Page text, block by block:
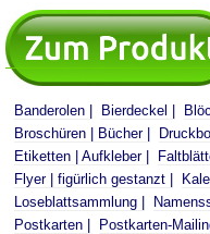
Banderolen
Bierdeckel
Broschüren | Bücher
Etiketten | Aufkleber
Flyer | figürlich gestanzt
Loseblattsammlung
Postkarten
Postkarten-